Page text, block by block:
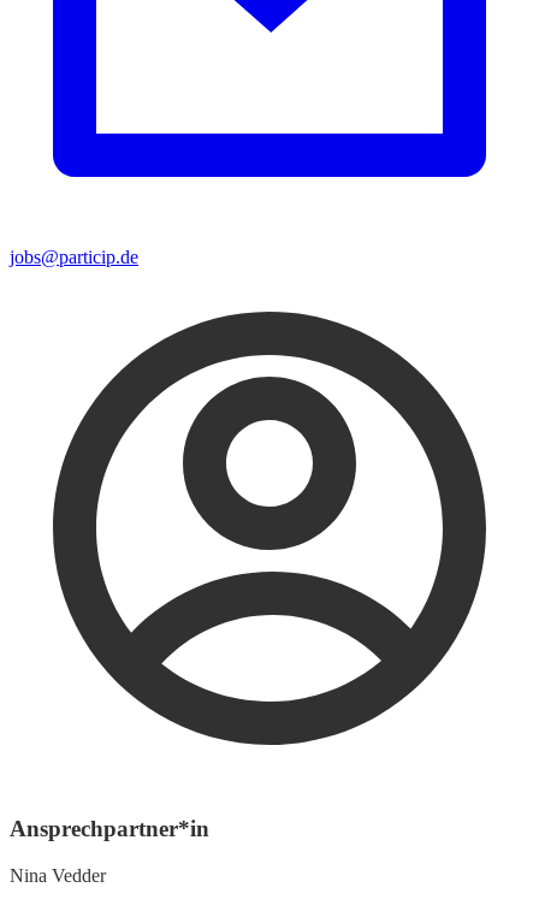
jobs@particip.de
Ansprechpartner*in
Nina Vedder